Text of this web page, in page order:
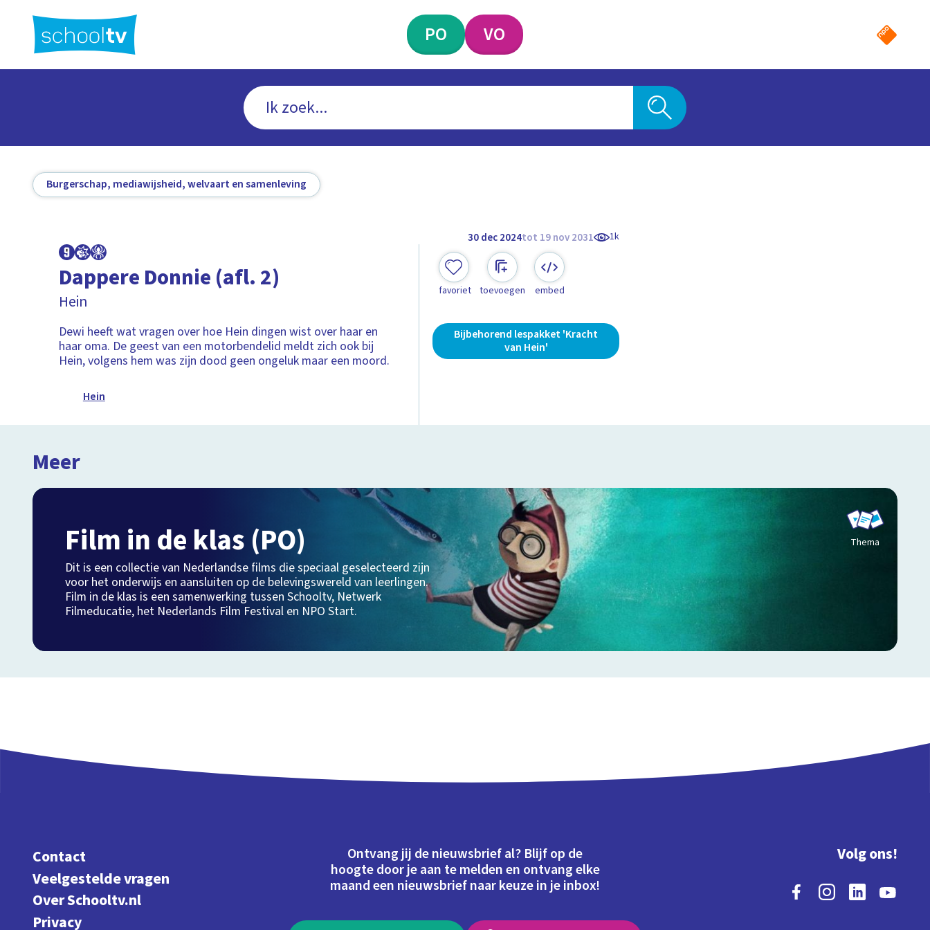
hoofdinhoud
PO VO
Burgerschap, mediawijsheid, welvaart en samenleving
30 dec 2024tot 19 nov 2031 1k
Dappere Donnie (afl. 2)
Hein
Dewi heeft wat vragen over hoe Hein dingen wist over haar en
haar oma. De geest van een motorbendelid meldt zich ook bij
Hein, volgens hem was zijn dood geen ongeluk maar een moord.
Hein
favoriet toevoegen embed
Bijbehorend lespakket 'Kracht
van Hein'
Meer
Film in de klas (PO)
Dit is een collectie van Nederlandse films die speciaal geselecteerd zijn
voor het onderwijs en aansluiten op de belevingswereld van leerlingen.
Film in de klas is een samenwerking tussen Schooltv, Netwerk
Filmeducatie, het Nederlands Film Festival en NPO Start.
Thema
Contact
Veelgestelde vragen
Over Schooltv.nl
Privacy
Ontvang jij de nieuwsbrief al? Blijf op de
hoogte door je aan te melden en ontvang elke
maand een nieuwsbrief naar keuze in je inbox!
Volg ons!